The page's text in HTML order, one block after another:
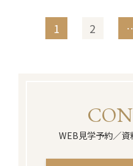
1 2
WEB見学予約／